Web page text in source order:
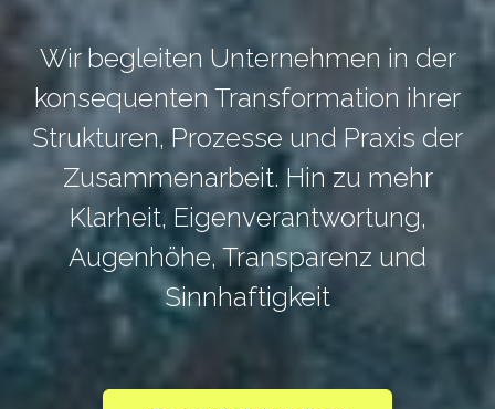
Wir begleiten Unternehmen in der
konsequenten Transformation ihrer
Strukturen, Prozesse und Praxis der
Zusammenarbeit. Hin zu mehr
Klarheit, Eigenverantwortung,
Augenhöhe, Transparenz und
Sinnhaftigkeit